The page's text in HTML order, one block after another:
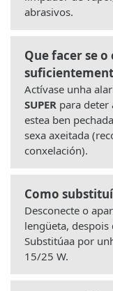
abrasivos.
Que facer se
Actívase unha
SUPER para deter
estea ben
sexa axeitada
conxelación).
Como
Desconecte o
lengüeta, despois
Substitúaa por
15/25 W.